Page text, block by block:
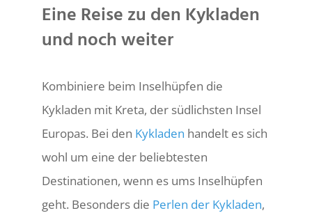
Eine Reise zu den Kykladen
und noch weiter
Kombiniere beim Inselhüpfen die
Kykladen mit Kreta, der südlichsten Insel
Europas. Bei den Kykladen handelt es sich
wohl um eine der beliebtesten
Destinationen, wenn es ums Inselhüpfen
geht. Besonders die Perlen der Kykladen,